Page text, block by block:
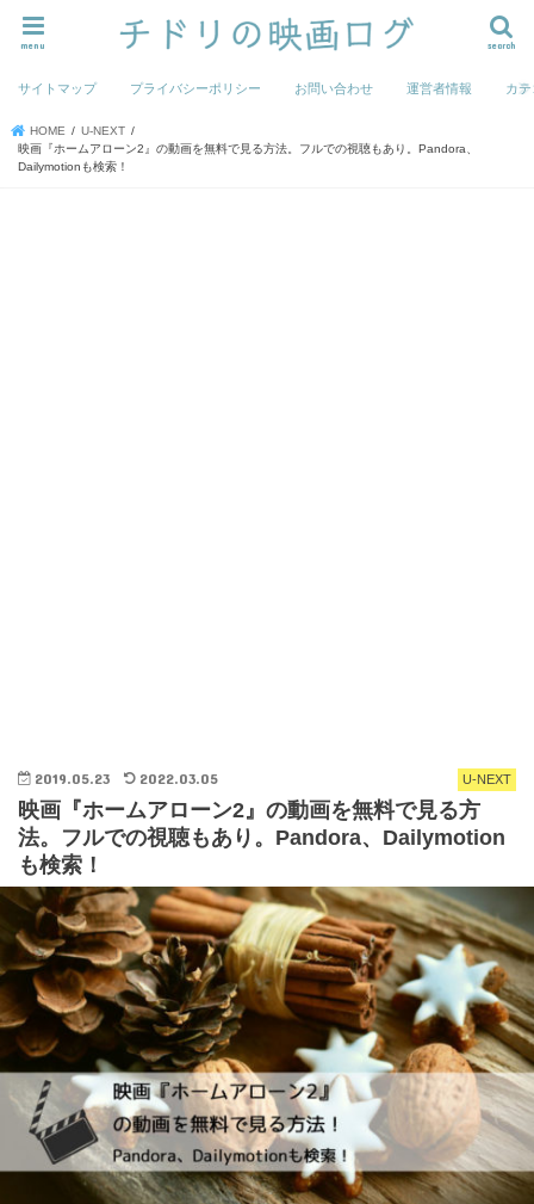
search
menu
サイトマップ プライバシーポリシー お問い合わせ 運営者情報 カ
HOME
U-NEXT
映画『ホームアローン2』の動画を無料で見る方法。フルでの視聴もあり。Pandora、
Dailymotionも検索！
U-NEXT
2019.05.23 2022.03.05
映画『ホームアローン2』の動画を無料で見る方
法。フルでの視聴もあり。Pandora、Dailymotion
も検索！